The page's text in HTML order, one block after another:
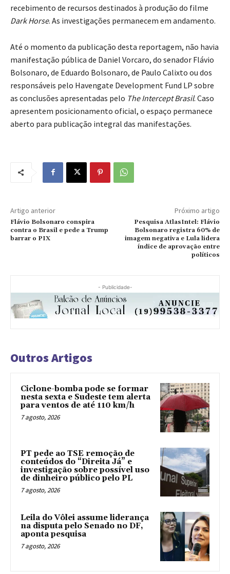
recebimento de recursos destinados à produção do filme
Dark Horse. As investigações permanecem em andamento.
Até o momento da publicação desta reportagem, não havia
manifestação pública de Daniel Vorcaro, do senador Flávio
Bolsonaro, de Eduardo Bolsonaro, de Paulo Calixto ou dos
responsáveis pelo Havengate Development Fund LP sobre
as conclusões apresentadas pelo The Intercept Brasil. Caso
apresentem posicionamento oficial, o espaço permanece
aberto para publicação integral das manifestações.
Artigo anterior
Flávio Bolsonaro conspira
contra o Brasil e pede a Trump
barrar o PIX
Próximo artigo
Pesquisa AtlasIntel: Flávio
Bolsonaro registra 60% de
imagem negativa e Lula lidera
índice de aprovação entre
políticos
- Publicidade-
Outros Artigos
Ciclone-bomba pode se formar
nesta sexta e Sudeste tem alerta
para ventos de até 110 km/h
7 agosto, 2026
PT pede ao TSE remoção de
conteúdos do “Direita Já” e
investigação sobre possível uso
de dinheiro público pelo PL
7 agosto, 2026
Leila do Vôlei assume liderança
na disputa pelo Senado no DF,
aponta pesquisa
7 agosto, 2026